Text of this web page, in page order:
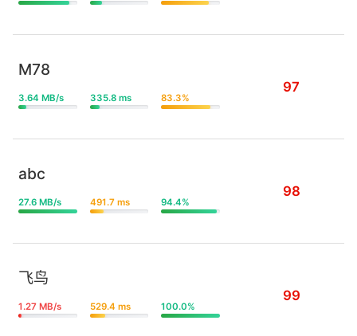
M78
3.64 MB/s 335.8 ms 83.3%
97
abc
27.6 MB/s 491.7 ms 94.4%
98
飞鸟
1.27 MB/s 529.4 ms 100.0%
99